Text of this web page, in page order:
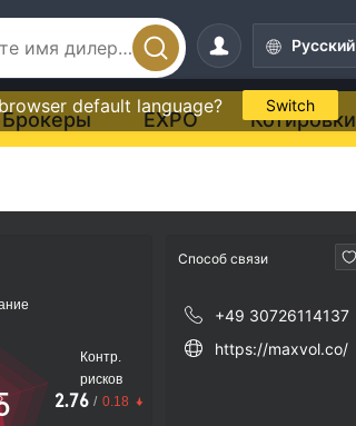
Pусский
default language? Switch
Брокеры EXPO Котировки
Контр.
рисков
2.76 / 0.18
Способ связи
+49 30726114137
https://maxvol.co/